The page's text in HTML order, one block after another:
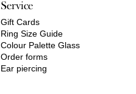
Service
Gift Cards
Ring Size Guide
Colour Palette Glass
Order forms
Ear piercing